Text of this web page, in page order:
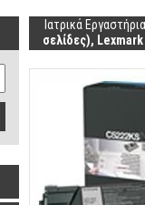
Ιατρικά
σελίδες),